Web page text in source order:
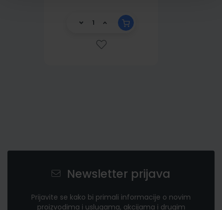
Newsletter prijava
Prijavite se kako bi primali informacije o novim
proizvodima i uslugama, akcijama i drugim